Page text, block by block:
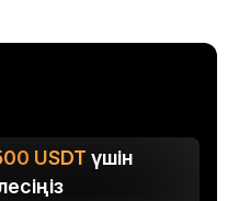
USDT үшін